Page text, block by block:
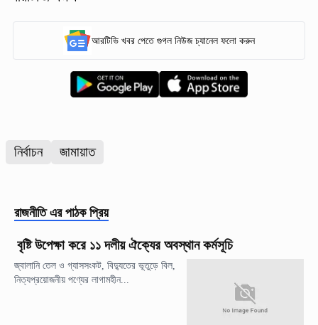
আরটিভি খবর পেতে গুগল নিউজ চ্যানেল ফলো করুন
নির্বাচন জামায়াত
রাজনীতি এর পাঠক প্রিয়
বৃষ্টি উপেক্ষা করে ১১ দলীয় ঐক্যের অবস্থান কর্মসূচি
জ্বালানি তেল ও গ্যাসসংকট, বিদ্যুতের ভূতুড়ে বিল,
নিত্যপ্রয়োজনীয় পণ্যের লাগামহীন...